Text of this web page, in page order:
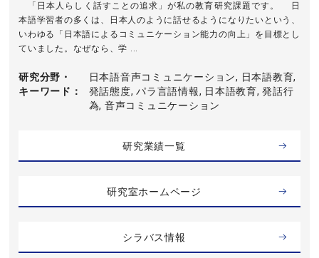
「日本人らしく話すことの追求」が私の教育研究課題です。 日
本語学習者の多くは、日本人のように話せるようになりたいという、
いわゆる「日本語によるコミュニケーション能力の向上」を目標とし
ていました。なぜなら、学 ...
研究分野・
キーワード
日本語音声コミュニケーション, 日本語教育,
発話態度, パラ言語情報, 日本語教育, 発話行
為, 音声コミュニケーション
研究業績一覧
研究室ホームページ
シラバス情報